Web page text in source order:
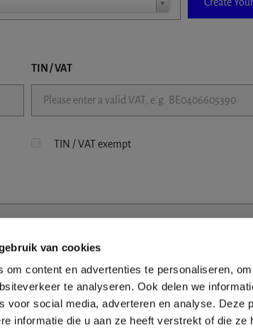
van cookies
om content en advertenties te personaliseren,
te analyseren. Ook delen we
voor social media, adverteren en analyse. Deze
informatie die u aan ze heeft verstrekt of die ze
TIN / VAT
TIN / VAT exempt